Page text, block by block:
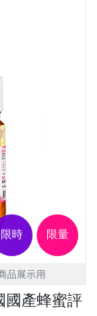
限量
限時
品展示用
國產蜂蜜評